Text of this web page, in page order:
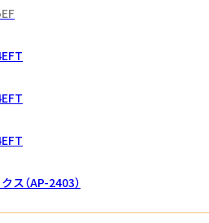
ス（AP-2403）